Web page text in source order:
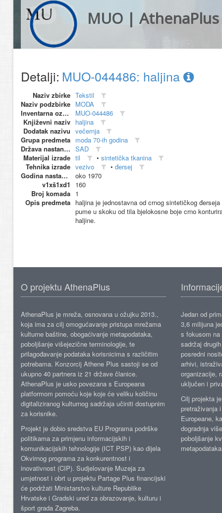
MUO | AthenaPlus
Detalji: MUO-044486: haljina
Naziv zbirke Tekstil
Naziv podzbirke MODA
Inventarna oznaka
MUO-044486
Književni naziv haljina
Dodatak nazivu večernja
Grupa predmeta moda 70-ih godina
Država nastanka SAD
Materijal izrade til • sintetička tkanina
Tehnika izrade vezivo • đersej
Godina nastanka
oko 1970
v1xš1xd1
160
Broj komada 1
Opis predmeta haljina je jednostavna od crnog sintetičkog
pume u skoku od tila bjelokosne boje crno
haljine.
O projektu AthenaPlus
AthenaPlus je mreža, osnovana u ožujku 2013.,
koja ima za cilj omogućavanje pristupa mrežama
kulturne baštine, obogaćivanje metapodataka,
poboljšanje višejezične terminologije, te
prilagođavanje podataka korisnicima s različitim
potrebama. Konzorcij Athene Plus sastoji se od
ukupno 40 partnera iz 21 države članice.
AthenaPlus je usko povezana s Europeana
platformom pomoću koje koje će veliku količinu
digitaliziranog kulturnog sadržaja učiniti dostupnim
za korisnike.
Projekt je dobio sredstva EU Programa podrške
politikama za primjenu informacijskih i
komunikacijskih tehnologije (ICT PSP) kao dijela
Okvirnog programa za konkurentnost i
inovativnost (CIP). Sudjelovanje Muzeja za
umjetnost i obrt u projektu Partage Plus financijski
će podržati Ministarstvo kulture Republike
Hrvatske i Gradski ured za obrazovanje, kulturu i
šport grada Zagreba.
Jedan od
3,6 milijuna
s fokusom
sadržaj
posredni
arhivi,
organizacije,
uključen i
Cilj projekta
pretraživanja
Europeane,
dogradnja
poboljšanje